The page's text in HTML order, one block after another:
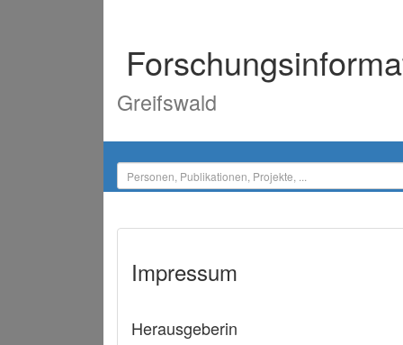
Greifswald
Impressum
Herausgeberin